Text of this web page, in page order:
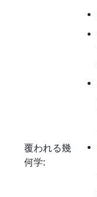
覆われる幾
何学: